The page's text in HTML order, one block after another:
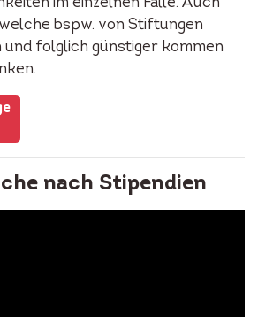
im einzelnen Falle. Auch
bspw. von Stiftungen
folglich günstiger kommen
nach Stipendien